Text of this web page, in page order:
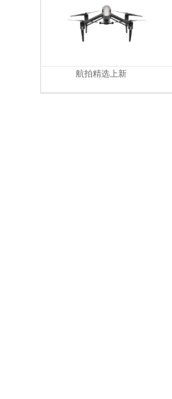
航拍精选上新